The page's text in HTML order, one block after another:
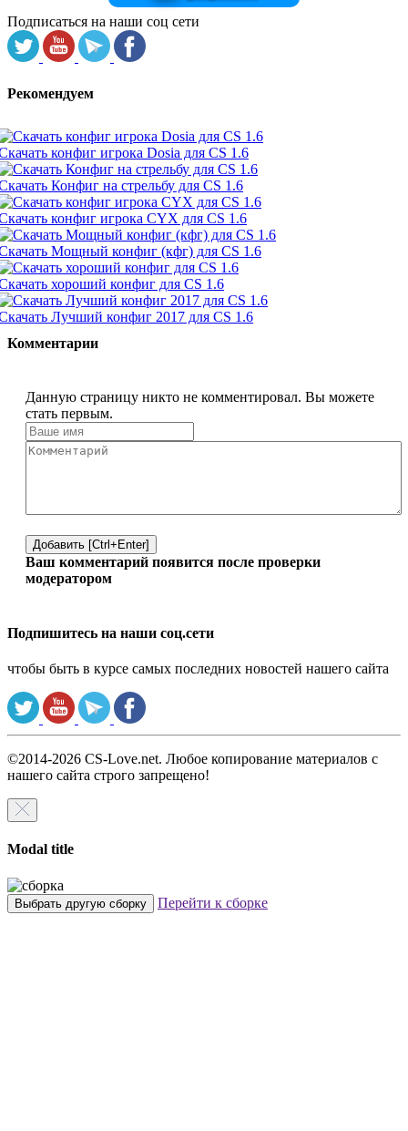
Подписаться на наши соц сети
Рекомендуем
конфиг игрока Dosia для CS 1.6
Конфиг на стрельбу для CS 1.6
конфиг игрока CYX для CS 1.6
Мощный конфиг (кфг) для CS 1.6
хороший конфиг для CS 1.6
Лучший конфиг 2017 для CS 1.6
Комментарии
Данную страницу никто не комментировал. Вы можете
стать первым.
Добавить [Ctrl+Enter]
Ваш комментарий появится после проверки
модератором
Подпишитесь на наши соц.сети
чтобы быть в курсе самых последних новостей нашего сайта
©2014-2026 CS-Love.net. Любое копирование материалов с
нашего сайта строго запрещено!
Modal title
Выбрать другую сборку Перейти к сборке